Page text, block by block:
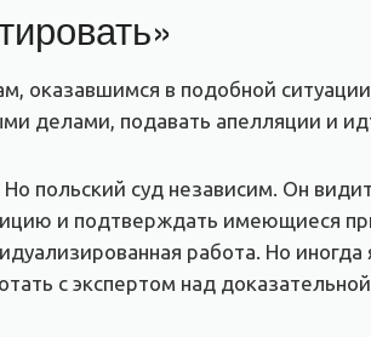
оказавшимся в подобной
делами, подавать апелляции и
польский суд независим. Он
и подтверждать имеющиеся
работа. Но
с экспертом над